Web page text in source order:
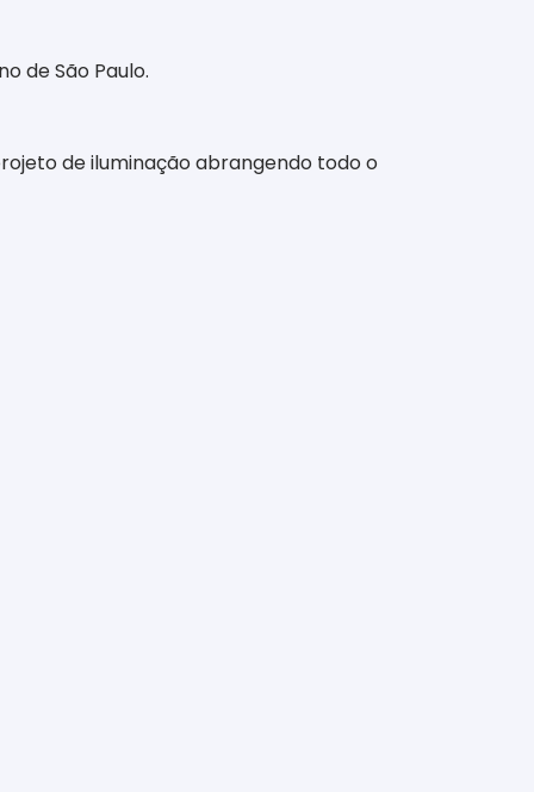
de São Paulo.
de iluminação abrangendo todo o